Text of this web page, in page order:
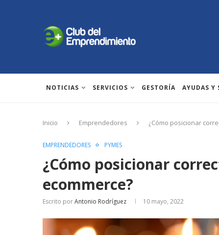
NOTICIAS SERVICIOS GESTORÍA AYUDAS Y
Inicio Emprendedores ¿Cómo posicionar
EMPRENDEDORES PYMES
¿Cómo posicionar
ecommerce?
Escrito porAntonio Rodríguez 10 mayo, 2022